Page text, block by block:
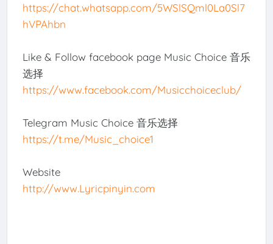
https://chat.whatsapp.com/5WSlSQml0La0Sl7
hVPAhbn
Like & Follow facebook page Music Choice 音乐
选择
https://www.facebook.com/Musicchoiceclub/
Telegram Music Choice 音乐选择
https://t.me/Music_choice1
Website
http://www.Lyricpinyin.com